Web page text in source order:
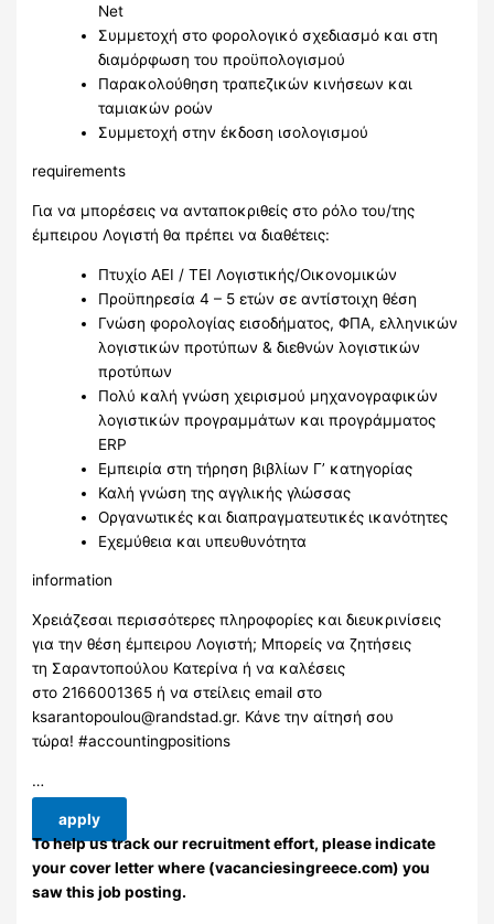
Net
Συμμετοχή στο φορολογικό σχεδιασμό και στη
διαμόρφωση του προϋπολογισμού
Παρακολούθηση τραπεζικών κινήσεων και
ταμιακών ροών
Συμμετοχή στην έκδοση ισολογισμού
requirements
Για να μπορέσεις να ανταποκριθείς στο ρόλο του/της
έμπειρου Λογιστή θα πρέπει να διαθέτεις:
Πτυχίο ΑΕΙ / ΤΕΙ Λογιστικής/Οικονομικών
Προϋπηρεσία 4 – 5 ετών σε αντίστοιχη θέση
Γνώση φορολογίας εισοδήματος, ΦΠΑ, ελληνικών
λογιστικών προτύπων & διεθνών λογιστικών
προτύπων
Πολύ καλή γνώση χειρισμού μηχανογραφικών
λογιστικών προγραμμάτων και προγράμματος
ERP
Εμπειρία στη τήρηση βιβλίων Γ’ κατηγορίας
Καλή γνώση της αγγλικής γλώσσας
Οργανωτικές και διαπραγματευτικές ικανότητες
Εχεμύθεια και υπευθυνότητα
information
Χρειάζεσαι περισσότερες πληροφορίες και διευκρινίσεις
για την θέση έμπειρου Λογιστή; Μπορείς να ζητήσεις
τη Σαραντοπούλου Κατερίνα ή να καλέσεις
στο 2166001365 ή να στείλεις email στο
ksarantopoulou@randstad.gr. Κάνε την αίτησή σου
τώρα! #accountingpositions
…
apply
To help us track our recruitment effort, please indicate
your cover letter where (vacanciesingreece.com) you
saw this job posting.